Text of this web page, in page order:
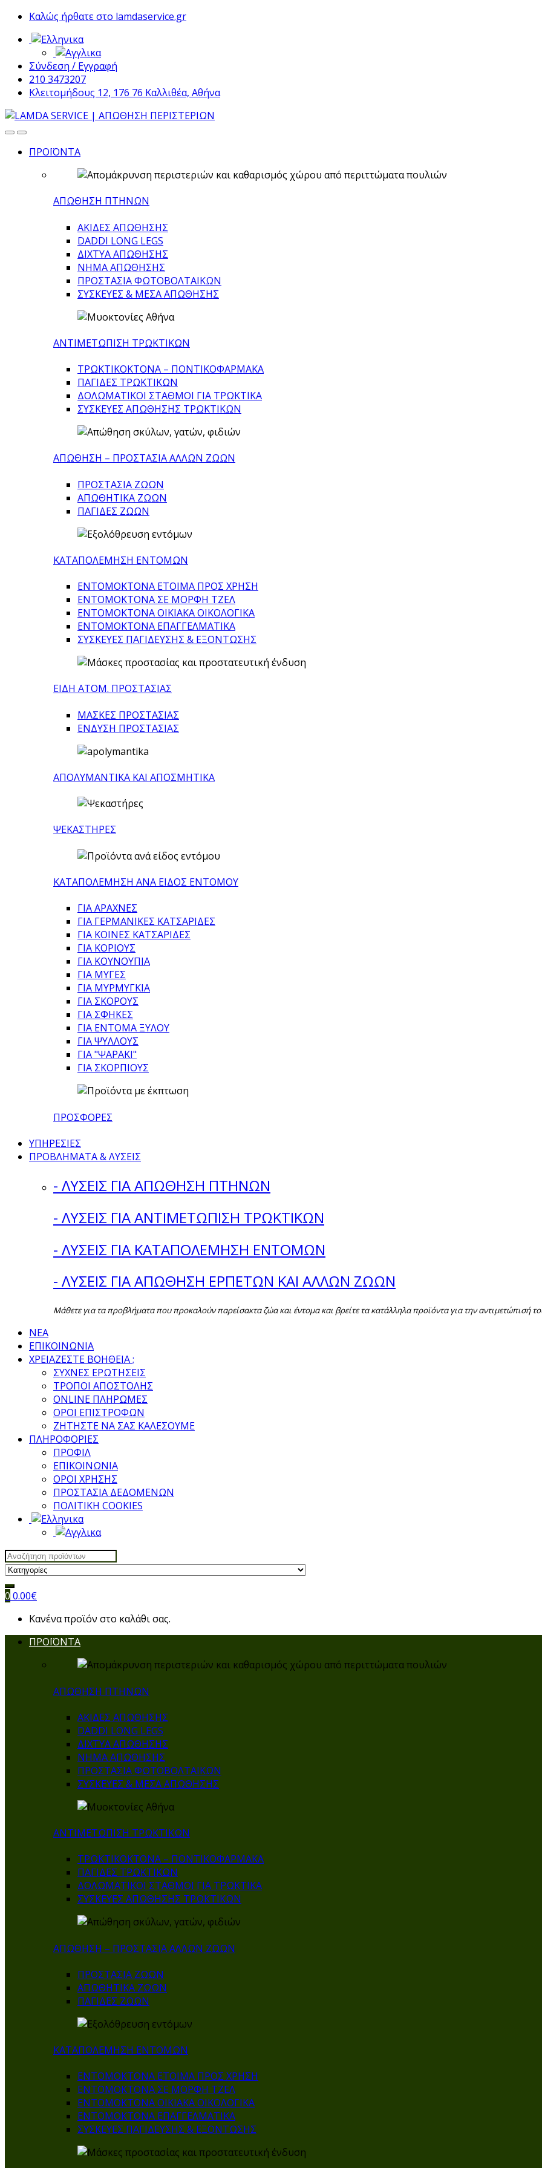
Skip
navigation
Skip
content
Καλώς ήρθατε στο lamdaservice.gr
Σύνδεση / Εγγραφή
210 3473207
Κλειτομήδους 12, 176 76 Καλλιθέα, Αθήνα
ΠΡΟΪΟΝΤΑ
ΑΠΩΘΗΣΗ ΠΤΗΝΩΝ
ΑΚΙΔΕΣ ΑΠΩΘΗΣΗΣ
DADDI LONG LEGS
ΔΙΧΤΥΑ ΑΠΩΘΗΣΗΣ
ΝΗΜΑ ΑΠΩΘΗΣΗΣ
ΠΡΟΣΤΑΣΙΑ ΦΩΤΟΒΟΛΤΑΙΚΩΝ
ΣΥΣΚΕΥΕΣ & ΜΕΣΑ ΑΠΩΘΗΣΗΣ
ΑΝΤΙΜΕΤΩΠΙΣΗ ΤΡΩΚΤΙΚΩΝ
ΤΡΩΚΤΙΚΟΚΤΟΝΑ – ΠΟΝΤΙΚΟΦΑΡΜΑΚA
ΠΑΓΙΔΕΣ ΤΡΩΚΤΙΚΩΝ
ΔΟΛΩΜΑΤΙΚΟΙ ΣΤΑΘΜΟΙ ΓΙΑ ΤΡΩΚΤΙΚΑ
ΣΥΣΚΕΥΕΣ ΑΠΩΘΗΣΗΣ ΤΡΩΚΤΙΚΩΝ
ΑΠΩΘΗΣΗ – ΠΡΟΣΤΑΣΙΑ ΑΛΛΩΝ ΖΩΩΝ
ΠΡΟΣΤΑΣΙΑ ΖΩΩΝ
ΑΠΩΘΗΤΙΚΑ ΖΩΩΝ
ΠΑΓΙΔΕΣ ΖΩΩΝ
ΚΑΤΑΠΟΛΕΜΗΣΗ ΕΝΤΟΜΩΝ
ΕΝΤΟΜΟΚΤΟΝΑ ΕΤΟΙΜΑ ΠΡΟΣ ΧΡΗΣΗ
ΕΝΤΟΜΟΚΤΟΝΑ ΣΕ ΜΟΡΦΗ ΤΖΕΛ
ΕΝΤΟΜΟΚΤΟΝΑ ΟΙΚΙΑΚΑ ΟΙΚΟΛΟΓΙΚΑ
ΕΝΤΟΜΟΚΤΟΝΑ ΕΠΑΓΓΕΛΜΑΤΙΚΑ
ΣΥΣΚΕΥΕΣ ΠΑΓΙΔΕΥΣΗΣ & ΕΞΟΝΤΩΣΗΣ
ΕΙΔΗ ΑΤΟΜ. ΠΡΟΣΤΑΣΙΑΣ
ΜΑΣΚΕΣ ΠΡΟΣΤΑΣΙΑΣ
ΕΝΔΥΣΗ ΠΡΟΣΤΑΣΙΑΣ
ΑΠΟΛΥΜΑΝΤΙΚΑ ΚΑΙ ΑΠΟΣΜΗΤΙΚΑ
ΨΕΚΑΣΤΗΡΕΣ
ΚΑΤΑΠΟΛΕΜΗΣΗ ΑΝΑ ΕΙΔΟΣ ΕΝΤΟΜΟΥ
ΓΙΑ ΑΡΑΧΝΕΣ
ΓΙΑ ΓΕΡΜΑΝΙΚΕΣ ΚΑΤΣΑΡΙΔΕΣ
ΓΙΑ ΚΟΙΝΕΣ ΚΑΤΣΑΡΙΔΕΣ
ΓΙΑ ΚΟΡΙΟΥΣ
ΓΙΑ ΚΟΥΝΟΥΠΙΑ
ΓΙΑ ΜΥΓΕΣ
ΓΙΑ ΜΥΡΜΥΓΚΙΑ
ΓΙΑ ΣΚΟΡΟΥΣ
ΓΙΑ ΣΦΗΚΕΣ
ΓΙΑ ΕΝΤΟΜΑ ΞΥΛΟΥ
ΓΙΑ ΨΥΛΛΟΥΣ
ΓΙΑ "ΨΑΡΑΚΙ"
ΓΙΑ ΣΚΟΡΠΙΟΥΣ
ΠΡΟΣΦΟΡΕΣ
ΥΠΗΡΕΣΙΕΣ
ΠΡΟΒΛΗΜΑΤΑ & ΛΥΣΕΙΣ
- ΛΥΣΕΙΣ ΓΙΑ ΑΠΩΘΗΣΗ ΠΤΗΝΩΝ
- ΛΥΣΕΙΣ ΓΙΑ ΑΝΤΙΜΕΤΩΠΙΣΗ ΤΡΩΚΤΙΚΩΝ
- ΛΥΣΕΙΣ ΓΙΑ ΚΑΤΑΠΟΛΕΜΗΣΗ ΕΝΤΟΜΩΝ
- ΛΥΣΕΙΣ ΓΙΑ ΑΠΩΘΗΣΗ ΕΡΠΕΤΩΝ ΚΑΙ ΑΛΛΩΝ ΖΩΩΝ
Μάθετε για τα προβλήματα που προκαλούν παρείσακτα ζώα και έντομα και βρείτε τα κατάλληλα προϊόντα για την αντιμετώπισή
ΝΕΑ
ΕΠΙΚΟΙΝΩΝΙΑ
ΧΡΕΙΑΖΕΣΤΕ ΒΟΗΘΕΙΑ ;
ΣΥΧΝΕΣ ΕΡΩΤΗΣΕΙΣ
ΤΡΟΠΟΙ ΑΠΟΣΤΟΛΗΣ
ONLINE ΠΛΗΡΩΜΕΣ
ΟΡΟΙ ΕΠΙΣΤΡΟΦΩΝ
ΖΗΤΗΣΤΕ ΝΑ ΣΑΣ ΚΑΛΕΣΟΥΜΕ
ΠΛΗΡΟΦΟΡΙΕΣ
ΠΡΟΦΙΛ
ΕΠΙΚΟΙΝΩΝΙΑ
ΟΡΟΙ ΧΡΗΣΗΣ
ΠΡΟΣΤΑΣΙΑ ΔΕΔΟΜΕΝΩΝ
ΠΟΛΙΤΙΚΗ COOKIES
Search
for:
0 0.00€
Κανένα προϊόν στο καλάθι σας.
ΠΡΟΪΟΝΤΑ
ΑΠΩΘΗΣΗ ΠΤΗΝΩΝ
ΑΚΙΔΕΣ ΑΠΩΘΗΣΗΣ
DADDI LONG LEGS
ΔΙΧΤΥΑ ΑΠΩΘΗΣΗΣ
ΝΗΜΑ ΑΠΩΘΗΣΗΣ
ΠΡΟΣΤΑΣΙΑ ΦΩΤΟΒΟΛΤΑΙΚΩΝ
ΣΥΣΚΕΥΕΣ & ΜΕΣΑ ΑΠΩΘΗΣΗΣ
ΑΝΤΙΜΕΤΩΠΙΣΗ ΤΡΩΚΤΙΚΩΝ
ΤΡΩΚΤΙΚΟΚΤΟΝΑ – ΠΟΝΤΙΚΟΦΑΡΜΑΚA
ΠΑΓΙΔΕΣ ΤΡΩΚΤΙΚΩΝ
ΔΟΛΩΜΑΤΙΚΟΙ ΣΤΑΘΜΟΙ ΓΙΑ ΤΡΩΚΤΙΚΑ
ΣΥΣΚΕΥΕΣ ΑΠΩΘΗΣΗΣ ΤΡΩΚΤΙΚΩΝ
ΑΠΩΘΗΣΗ – ΠΡΟΣΤΑΣΙΑ ΑΛΛΩΝ ΖΩΩΝ
ΠΡΟΣΤΑΣΙΑ ΖΩΩΝ
ΑΠΩΘΗΤΙΚΑ ΖΩΩΝ
ΠΑΓΙΔΕΣ ΖΩΩΝ
ΚΑΤΑΠΟΛΕΜΗΣΗ ΕΝΤΟΜΩΝ
ΕΝΤΟΜΟΚΤΟΝΑ ΕΤΟΙΜΑ ΠΡΟΣ ΧΡΗΣΗ
ΕΝΤΟΜΟΚΤΟΝΑ ΣΕ ΜΟΡΦΗ ΤΖΕΛ
ΕΝΤΟΜΟΚΤΟΝΑ ΟΙΚΙΑΚΑ ΟΙΚΟΛΟΓΙΚΑ
ΕΝΤΟΜΟΚΤΟΝΑ ΕΠΑΓΓΕΛΜΑΤΙΚΑ
ΣΥΣΚΕΥΕΣ ΠΑΓΙΔΕΥΣΗΣ & ΕΞΟΝΤΩΣΗΣ